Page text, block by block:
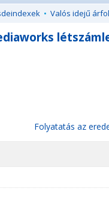
• Valós idejű
Folyatatás az